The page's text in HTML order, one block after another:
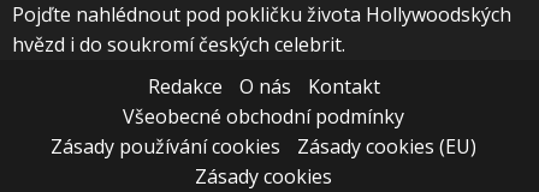
Pojďte nahlédnout pod pokličku života Hollywoodských
hvězd i do soukromí českých celebrit.
Redakce
O nás
Kontakt
Všeobecné obchodní podmínky
Zásady používání cookies
Zásady cookies (EU)
Zásady cookies